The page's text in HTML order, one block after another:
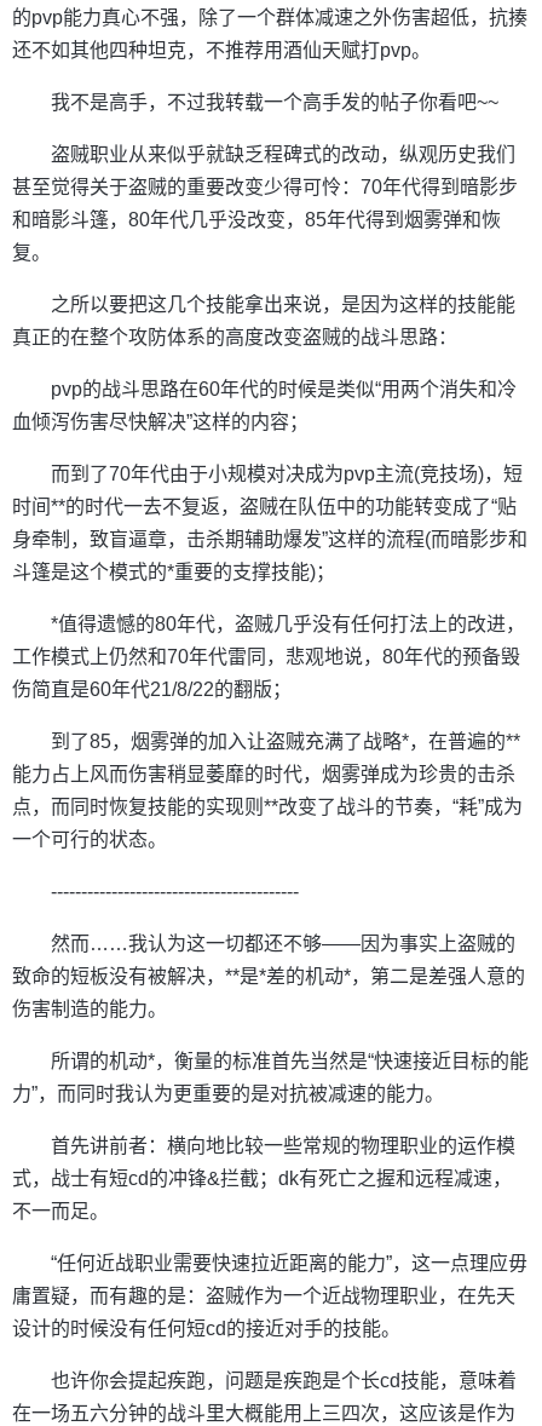
的pvp能力真心不强，除了一个群体减速之外伤害超低，抗揍
还不如其他四种坦克，不推荐用酒仙天赋打pvp。
我不是高手，不过我转载一个高手发的帖子你看吧~~
盗贼职业从来似乎就缺乏程碑式的改动，纵观历史我们
甚至觉得关于盗贼的重要改变少得可怜：70年代得到暗影步
和暗影斗篷，80年代几乎没改变，85年代得到烟雾弹和恢
复。
之所以要把这几个技能拿出来说，是因为这样的技能能
真正的在整个攻防体系的高度改变盗贼的战斗思路：
pvp的战斗思路在60年代的时候是类似“用两个消失和冷
血倾泻伤害尽快解决”这样的内容；
而到了70年代由于小规模对决成为pvp主流(竞技场)，短
时间**的时代一去不复返，盗贼在队伍中的功能转变成了“贴
身牵制，致盲逼章，击杀期辅助爆发”这样的流程(而暗影步和
斗篷是这个模式的*重要的支撑技能)；
*值得遗憾的80年代，盗贼几乎没有任何打法上的改进，
工作模式上仍然和70年代雷同，悲观地说，80年代的预备毁
伤简直是60年代21/8/22的翻版；
到了85，烟雾弹的加入让盗贼充满了战略*，在普遍的**
能力占上风而伤害稍显萎靡的时代，烟雾弹成为珍贵的击杀
点，而同时恢复技能的实现则**改变了战斗的节奏，“耗”成为
一个可行的状态。
-----------------------------------------
然而……我认为这一切都还不够——因为事实上盗贼的
致命的短板没有被解决，**是*差的机动*，第二是差强人意的
伤害制造的能力。
所谓的机动*，衡量的标准首先当然是“快速接近目标的能
力”，而同时我认为更重要的是对抗被减速的能力。
首先讲前者：横向地比较一些常规的物理职业的运作模
式，战士有短cd的冲锋&拦截；dk有死亡之握和远程减速，
不一而足。
“任何近战职业需要快速拉近距离的能力”，这一点理应毋
庸置疑，而有趣的是：盗贼作为一个近战物理职业，在先天
设计的时候没有任何短cd的接近对手的技能。
也许你会提起疾跑，问题是疾跑是个长cd技能，意味着
在一场五六分钟的战斗里大概能用上三四次，这应该是作为